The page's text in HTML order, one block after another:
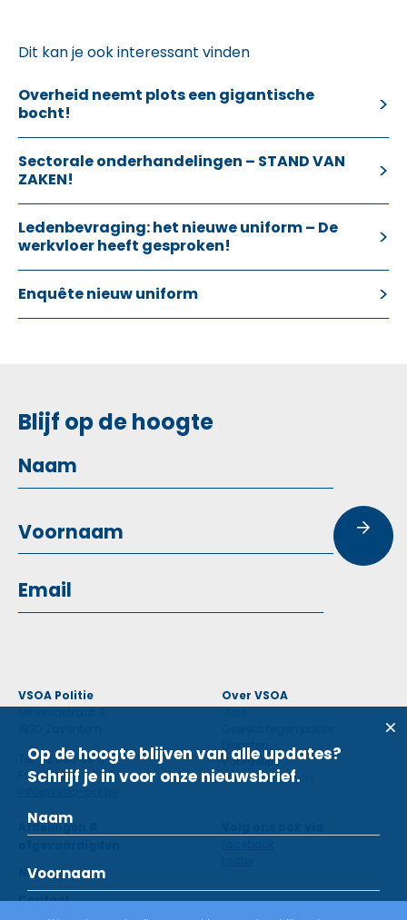
Dit kan je ook interessant vinden
Overheid neemt plots een gigantische
bocht!
Sectorale onderhandelingen – STAND VAN
ZAKEN!
Ledenbevraging: het nieuwe uniform – De
werkvloer heeft gesproken!
Enquête nieuw uniform
Blijf op de hoogte
VSOA Politie
Tel: 02 660 59 11
Fax: 02 660 50 97
info@vsoa-pol.be
Over VSOA
Diensten
Voordelen
Contactpersoon
Afdelingen &
Nieuws
Contact
Op de hoogte blijven van alle updates?
Schrijf je in voor onze nieuwsbrief.